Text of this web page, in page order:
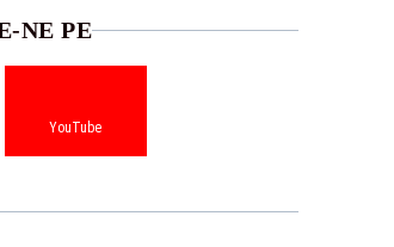
NE PE
YouTube